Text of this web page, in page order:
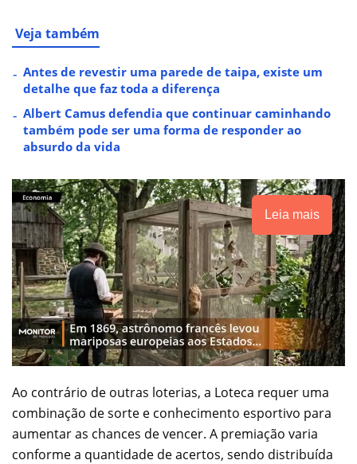
Veja também
Antes de revestir uma parede de taipa, existe um
detalhe que faz toda a diferença
Albert Camus defendia que continuar caminhando
também pode ser uma forma de responder ao
absurdo da vida
Leia mais
Ao contrário de outras loterias, a Loteca requer uma
combinação de sorte e conhecimento esportivo para
aumentar as chances de vencer. A premiação varia
conforme a quantidade de acertos, sendo distribuída